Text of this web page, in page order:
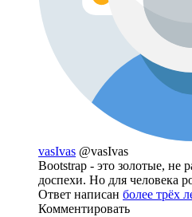
vasIvas @vasIvas
Bootstrap - это золотые, не
доспехи. Но для человека
Ответ написан более трёх
Комментировать